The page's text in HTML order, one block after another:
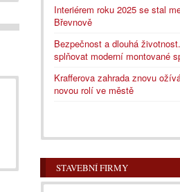
Interiérem roku 2025 se stal
Břevnově
Bezpečnost a dlouhá
splňovat moderní montované
Krafferova zahrada znovu
novou rolí ve městě
STAVEBNÍ FIRMY